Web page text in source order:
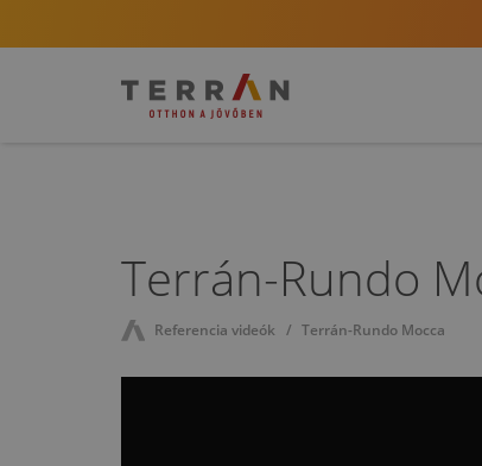
Terrán-Rundo
Referencia videók Terrán-Rundo Mocca